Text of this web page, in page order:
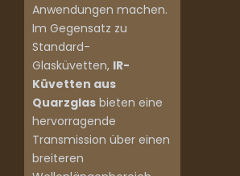
Anwendungen machen.
Im Gegensatz zu
Standard-
Glasküvetten, IR-
Küvetten aus
Quarzglas bieten eine
hervorragende
Transmission über einen
breiteren